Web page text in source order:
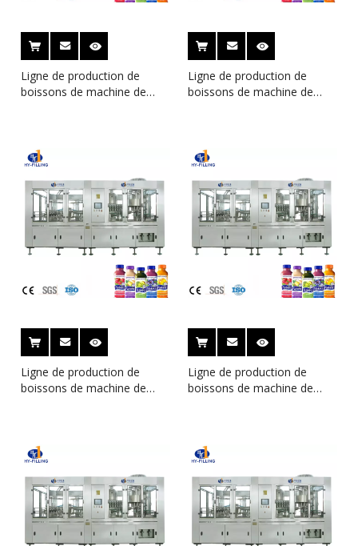
Ligne de production de
boissons de machine de
Ligne de production de
boissons de machine de
Ligne de production de
boissons de machine de
Ligne de production de
boissons de machine de